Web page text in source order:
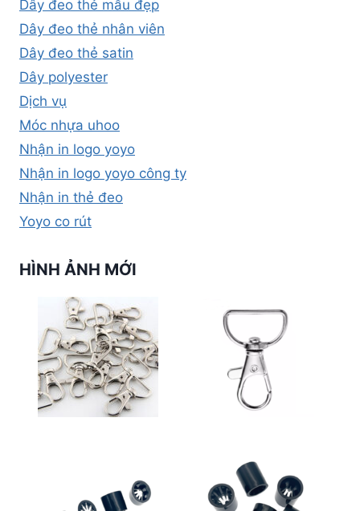
Dây đeo thẻ mẫu đẹp
Dây đeo thẻ nhân viên
Dây đeo thẻ satin
Dây polyester
Dịch vụ
Móc nhựa uhoo
Nhận in logo yoyo
Nhận in logo yoyo công ty
Nhận in thẻ đeo
Yoyo co rút
HÌNH ẢNH MỚI